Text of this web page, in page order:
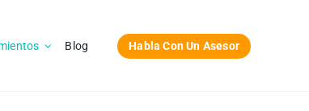
Blog Habla Con Un Asesor